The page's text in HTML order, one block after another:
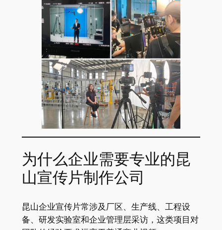
为什么企业需要专业的昆
山宣传片制作公司
昆山企业宣传片常涉及厂区、生产线、工程设
备、研发实验室和企业管理层采访，这类项目对